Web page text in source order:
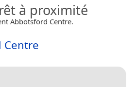
à proximité
Abbotsford Centre.
Centre